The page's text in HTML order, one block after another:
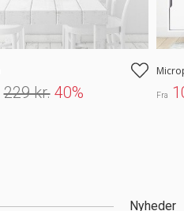
229 kr. 40% Fra
Nyheder